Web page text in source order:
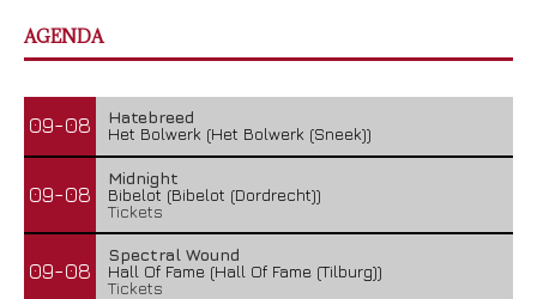
AGENDA
09-08
Hatebreed
Het Bolwerk (Het Bolwerk (Sneek))
09-08
Midnight
Bibelot (Bibelot (Dordrecht))
Tickets
09-08
Spectral Wound
Hall Of Fame (Hall Of Fame (Tilburg))
Tickets